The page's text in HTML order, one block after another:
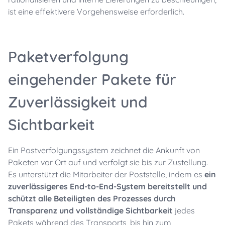
ist eine effektivere Vorgehensweise erforderlich.
Paketverfolgung
eingehender Pakete für
Zuverlässigkeit und
Sichtbarkeit
Ein Postverfolgungssystem zeichnet die Ankunft von
Paketen vor Ort auf und verfolgt sie bis zur Zustellung.
Es unterstützt die Mitarbeiter der Poststelle, indem es ein
zuverlässigeres End-to-End-System bereitstellt und
schützt alle Beteiligten des Prozesses durch
Transparenz und vollständige Sichtbarkeit jedes
Pakets während des Transports, bis hin zum